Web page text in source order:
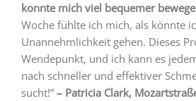
konnte mich viel bequemer
Woche fühlte ich mich, als könnte
Unannehmlichkeit gehen. Dieses
Wendepunkt, und ich kann es
nach schneller und effektiver
sucht!” – Patricia Clark,